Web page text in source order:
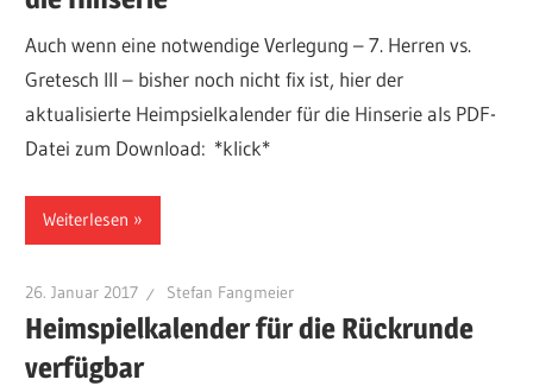
Auch wenn eine notwendige Verlegung – 7. Herren vs.
Gretesch III – bisher noch nicht fix ist, hier der
aktualisierte Heimpsielkalender für die Hinserie als PDF-
Datei zum Download: *klick*
Weiterlesen
26. Januar 2017 Stefan Fangmeier
Heimspielkalender für die Rückrunde
verfügbar